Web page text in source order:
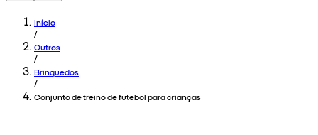
Início
/
Outros
/
Brinquedos
/
Conjunto de treino de futebol para crianças